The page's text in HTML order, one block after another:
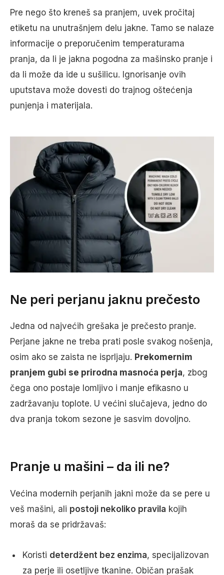
Pre nego što kreneš sa pranjem, uvek pročitaj
etiketu na unutrašnjem delu jakne. Tamo se nalaze
informacije o preporučenim temperaturama
pranja, da li je jakna pogodna za mašinsko pranje i
da li može da ide u sušilicu. Ignorisanje ovih
uputstava može dovesti do trajnog oštećenja
punjenja i materijala.
Ne peri perjanu jaknu prečesto
Jedna od najvećih grešaka je prečesto pranje.
Perjane jakne ne treba prati posle svakog nošenja,
osim ako se zaista ne isprljaju. Prekomernim
pranjem gubi se prirodna masnoća perja, zbog
čega ono postaje lomljivo i manje efikasno u
zadržavanju toplote. U većini slučajeva, jedno do
dva pranja tokom sezone je sasvim dovoljno.
Pranje u mašini – da ili ne?
Većina modernih perjanih jakni može da se pere u
veš mašini, ali postoji nekoliko pravila kojih
moraš da se pridržavaš:
Koristi deterdžent bez enzima, specijalizovan
za perje ili osetljive tkanine. Običan prašak